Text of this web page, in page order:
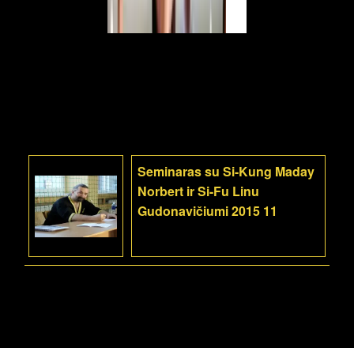
Seminaras su Si-Kung Maday
Norbert ir Si-Fu Linu
Gudonavičiumi 2015 11